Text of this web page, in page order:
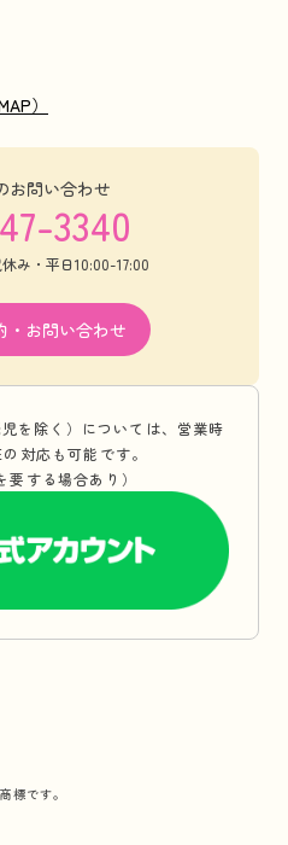
）
お問い合わせ
3340
み・平日10:00-17:00
・お問い合わせ
を除く）については、営業時
対応も可能です。
要する場合あり）
標です。